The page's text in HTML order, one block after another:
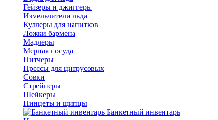
Гейзеры и джиггеры
Измельчители льда
Куллеры для напитков
Ложки бармена
Мадлеры
Мерная посуда
Питчеры
Прессы для цитрусовых
Совки
Стрейнеры
Шейкеры
Пинцеты и щипцы
Банкетный инвентарь